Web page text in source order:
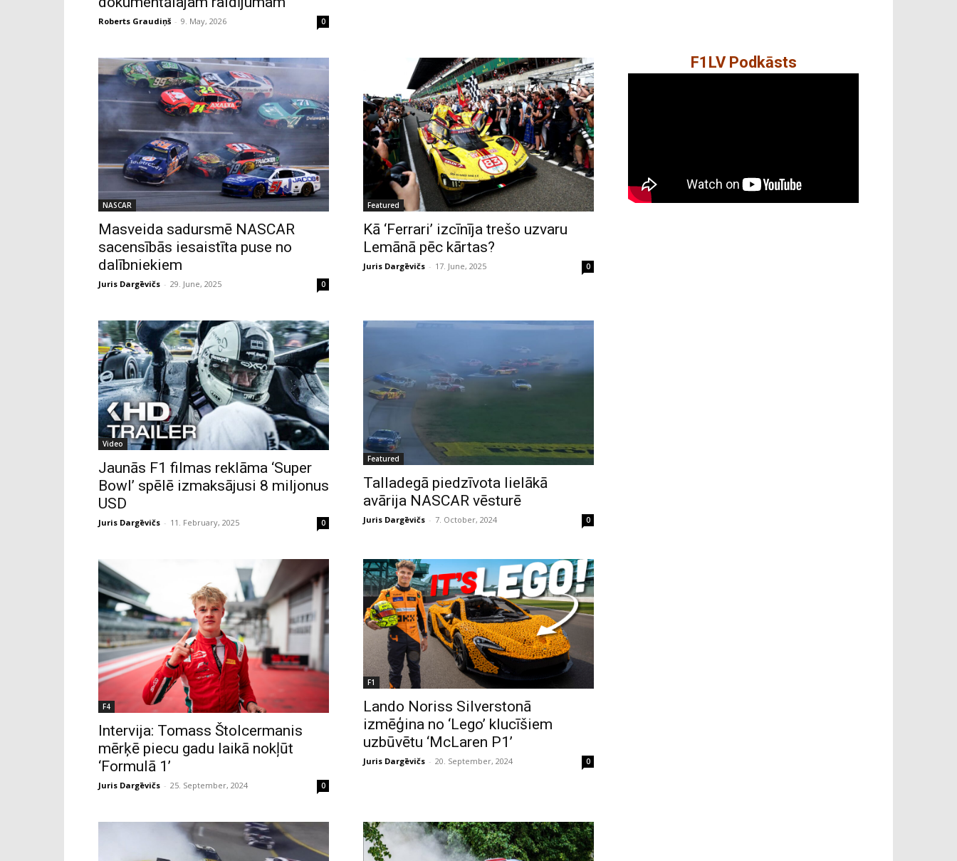
Roberts Graudiņš - 9. May, 2026 0
NASCAR
Masveida sadursmē NASCAR
sacensībās iesaistīta puse no
dalībniekiem
Juris Dargēvičs - 29. June, 2025 0
Featured
Kā ‘Ferrari’ izcīnīja trešo uzvaru
Lemānā pēc kārtas?
Juris Dargēvičs - 17. June, 2025 0
Video
Jaunās F1 filmas reklāma ‘Super
Bowl’ spēlē izmaksājusi 8 miljonus
USD
Juris Dargēvičs - 11. February, 2025 0
Featured
Talladegā piedzīvota lielākā
avārija NASCAR vēsturē
Juris Dargēvičs - 7. October, 2024 0
F4
Intervija: Tomass Štolcermanis
mērķē piecu gadu laikā nokļūt
‘Formulā 1’
Juris Dargēvičs - 25. September, 2024 0
F1
Lando Noriss Silverstonā
izmēģina no ‘Lego’ klucīšiem
uzbūvētu ‘McLaren P1’
Juris Dargēvičs - 20. September, 2024 0
F1LV Podkāsts